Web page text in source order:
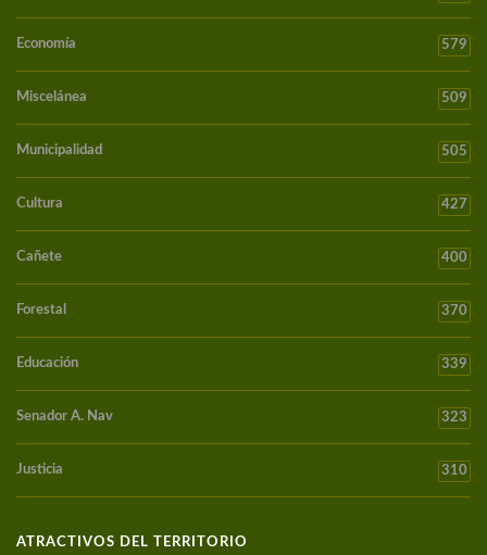
Economía 579
Miscelánea 509
Municipalidad 505
Cultura 427
Cañete 400
Forestal 370
Educación 339
Senador A. Nav 323
Justicia 310
ATRACTIVOS DEL TERRITORIO